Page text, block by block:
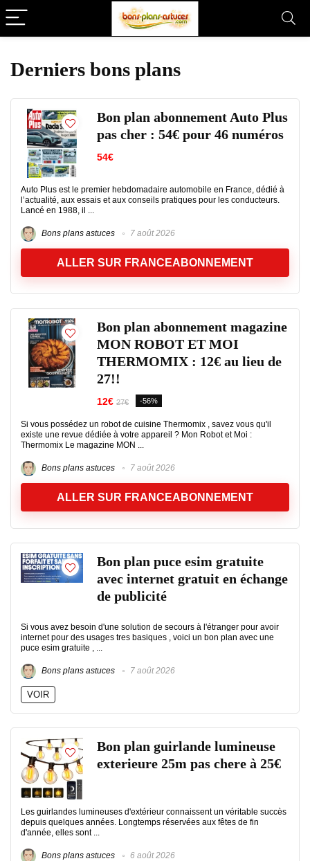
Derniers bons plans
Bon plan abonnement Auto Plus
pas cher : 54€ pour 46 numéros
54€
Auto Plus est le premier hebdomadaire automobile en France, dédié à
l’actualité, aux essais et aux conseils pratiques pour les conducteurs.
Lancé en 1988, il ...
Bons plans astuces 7 août 2026
ALLER SUR FRANCEABONNEMENT
Bon plan abonnement magazine
MON ROBOT ET MOI
THERMOMIX : 12€ au lieu de
27!!
12€ 27€ -56%
Si vous possédez un robot de cuisine Thermomix , savez vous qu'il
existe une revue dédiée à votre appareil ? Mon Robot et Moi :
Thermomix Le magazine MON ...
Bons plans astuces 7 août 2026
ALLER SUR FRANCEABONNEMENT
Bon plan puce esim gratuite
avec internet gratuit en échange
de publicité
Si vous avez besoin d'une solution de secours à l'étranger pour avoir
internet pour des usages tres basiques , voici un bon plan avec une
puce esim gratuite , ...
Bons plans astuces 7 août 2026
VOIR
Bon plan guirlande lumineuse
exterieure 25m pas chere à 25€
Les guirlandes lumineuses d'extérieur connaissent un véritable succès
depuis quelques années. Longtemps réservées aux fêtes de fin
d'année, elles sont ...
Bons plans astuces 6 août 2026